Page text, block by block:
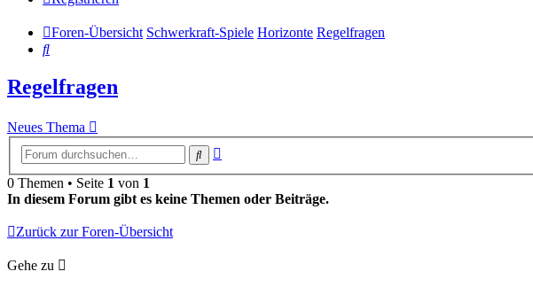
Foren-Übersicht Schwerkraft-Spiele Horizonte Regelfragen
Suche
Regelfragen
Neues Thema
Suche
0 Themen • Seite 1 von 1
In diesem Forum gibt es keine Themen oder Beiträge.
Zurück zur Foren-Übersicht
Gehe zu